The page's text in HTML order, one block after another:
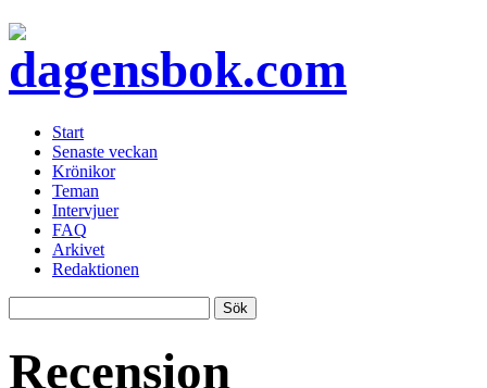
Start
Senaste veckan
Krönikor
Teman
Intervjuer
FAQ
Arkivet
Redaktionen
Recension